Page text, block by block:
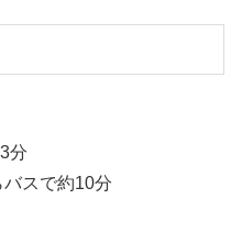
分
バスで約10分